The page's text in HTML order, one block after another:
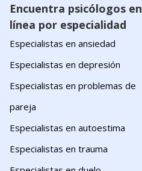
Encuentra psicólogos en
línea por especialidad
Especialistas en ansiedad
Especialistas en depresión
Especialistas en problemas de
pareja
Especialistas en autoestima
Especialistas en trauma